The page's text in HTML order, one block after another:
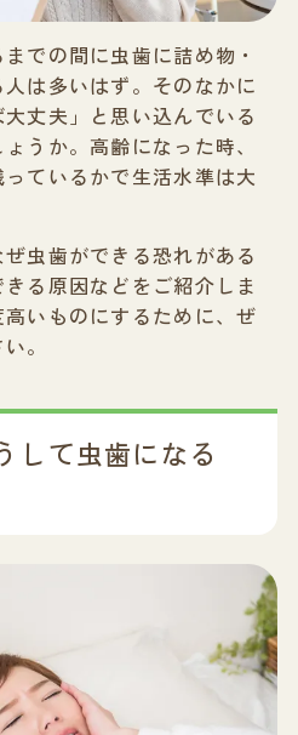
での間に虫歯に詰め物・
は多いはず。そのなかに
丈夫」と思い込んでいる
うか。高齢になった時、
ているかで生活水準は大
虫歯ができる恐れがある
る原因などをご紹介しま
いものにするために、ぜ
。
して虫歯になる